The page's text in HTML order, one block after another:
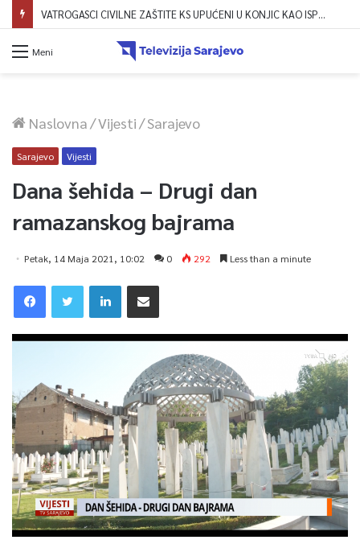
VATROGASCI CIVILNE ZAŠTITE KS UPUĆENI U KONJIC KAO ISPOMOĆ U GAŠENJU POŽARA
Meni
Naslovna/Vijesti/Sarajevo
Sarajevo Vijesti
Dana šehida – Drugi dan
ramazanskog bajrama
Petak, 14 Maja 2021, 10:02 0 292 Less than a minute